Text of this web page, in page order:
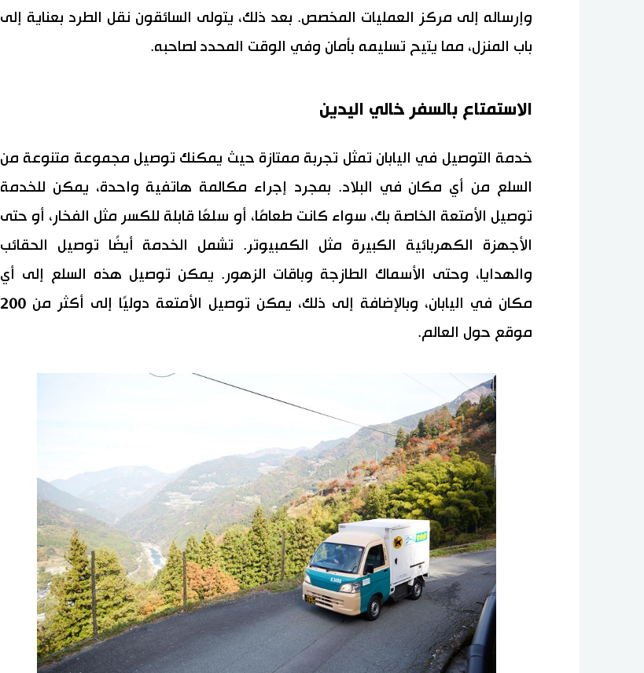
وإرساله إلى مركز العمليات المخصص. بعد ذلك، يتولى السائقون نقل الطرد بعناية إلى
باب المنزل، مما يتيح تسليمه بأمان وفي الوقت المحدد لصاحبه.
الاستمتاع بالسفر خالي اليدين
خدمة التوصيل في اليابان تمثل تجربة ممتازة حيث يمكنك توصيل مجموعة متنوعة من
السلع من أي مكان في البلاد. بمجرد إجراء مكالمة هاتفية واحدة، يمكن للخدمة
توصيل الأمتعة الخاصة بك، سواء كانت طعامًا، أو سلعًا قابلة للكسر مثل الفخار، أو حتى
الأجهزة الكهربائية الكبيرة مثل الكمبيوتر. تشمل الخدمة أيضًا توصيل الحقائب
والهدايا، وحتى الأسماك الطازجة وباقات الزهور. يمكن توصيل هذه السلع إلى أي
مكان في اليابان، وبالإضافة إلى ذلك، يمكن توصيل الأمتعة دوليًا إلى أكثر من 200
موقع حول العالم.